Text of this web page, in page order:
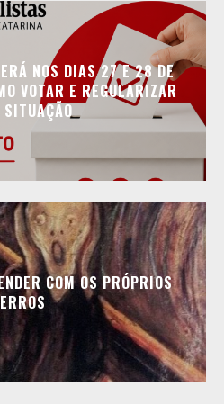
NOS DIAS 27 E 28 DE
VOTAR E REGULARIZAR
COM OS PRÓPRIOS
ERROS